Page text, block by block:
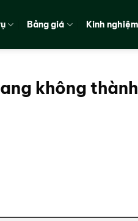
Bảng giá Kinh
không